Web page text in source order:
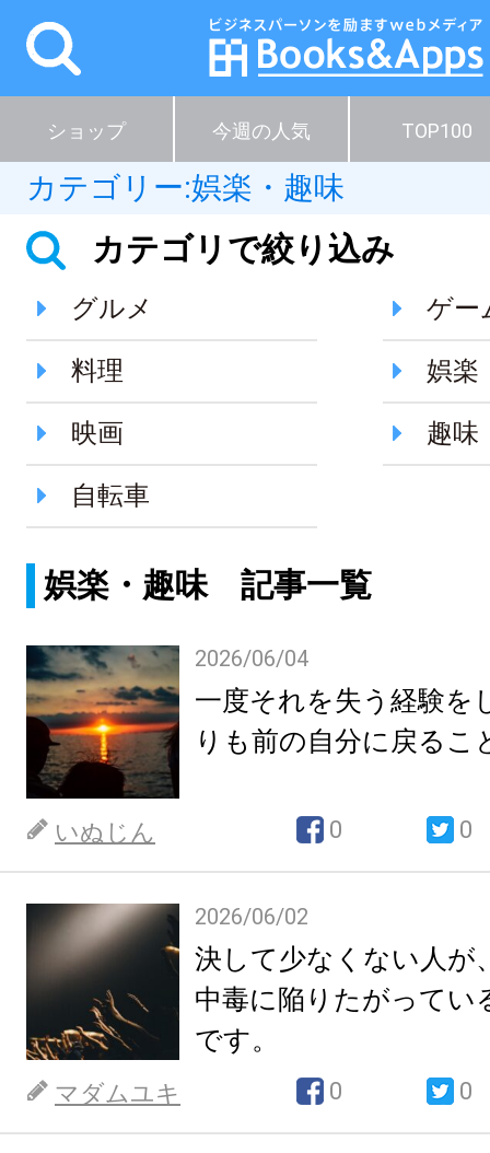
ショップ 今週の人気 TOP100
カテゴリー:娯楽・趣味
カテゴリで絞り込み
グルメ ゲー
料理 娯楽
映画 趣味
自転車
娯楽・趣味 記事一覧
2026/06/04
一度それを失う経験を
りも前の自分に戻るこ
いぬじん 0 0
2026/06/02
決して少なくない人が
中毒に陥りたがってい
です。
マダムユキ 0 0